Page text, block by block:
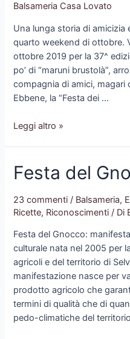
–
Balsameria Casa Lovato
Una lunga storia di
quarto weekend di ottobre.
ottobre 2019 per la 37^
po’ di “maruni brustolà”,
compagnia di amici,
Ebbene, la “Festa dei …
37^
Maruni
–
Alvese
di
Vic.no
Leggi altro »
Festa del
23 commenti / Balsameria,
Ricette, Riconoscimenti / Di
Festa del Gnocco:
culturale nata nel 2005 per
agricoli e del territorio di
manifestazione nasce per
prodotto agricolo che
termini di qualità che di
pedo-climatiche del